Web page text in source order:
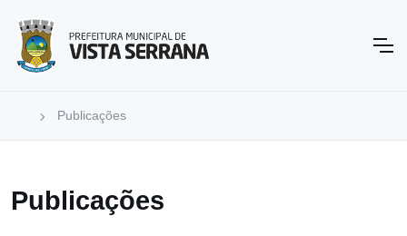
Publicações
Publicações